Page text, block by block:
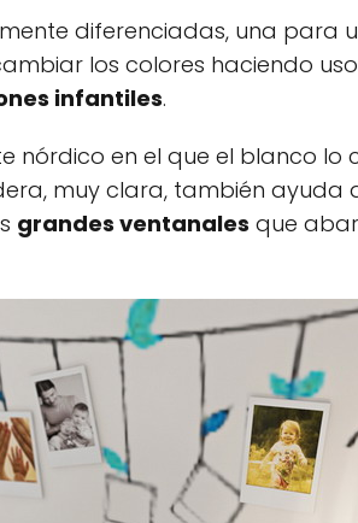
diferenciadas, una para
los colores haciendo
infantiles.
nórdico en el que el blanco lo
muy clara, también ayuda
grandes ventanales que